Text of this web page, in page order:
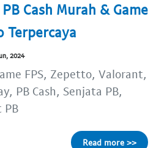
PB Cash Murah & Game
Terpercaya
2024
FPS, Zepetto, Valorant,
PB Cash, Senjata PB,
PB
Read more >>